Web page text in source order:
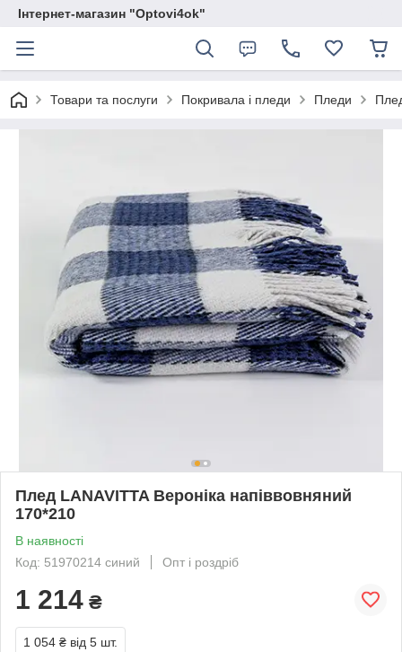
Інтернет-магазин "Optovi4ok"
Товари та послуги Покривала і пледи Пледи
Плед LANAVITTA Вероніка напіввовняний
170*210
В наявності
Код: 51970214 синий
Опт і роздріб
1 214 ₴
1 054 ₴ від 5 шт.